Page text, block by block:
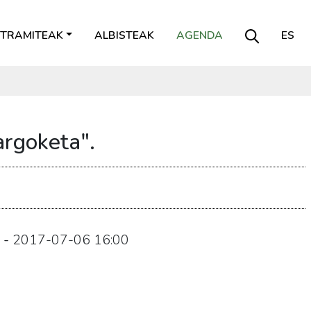
TRAMITEAK ALBISTEAK AGENDA ES
- 2017-07-06 16:00